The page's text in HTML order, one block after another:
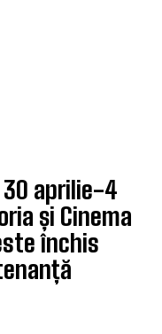
aprilie-4
și Cinema
închis